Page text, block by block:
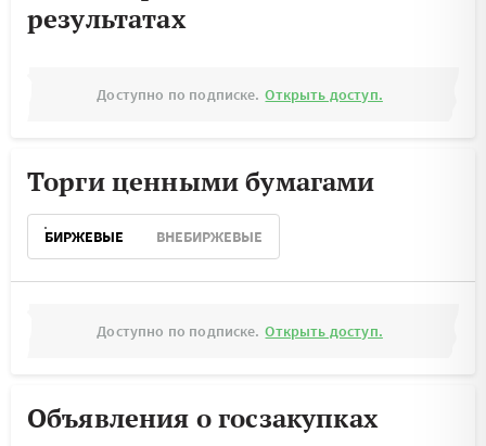
результатах
Доступно по подписке. Открыть доступ.
Торги ценными бумагами
БИРЖЕВЫЕ ВНЕБИРЖЕВЫЕ
Доступно по подписке. Открыть доступ.
Объявления о госзакупках